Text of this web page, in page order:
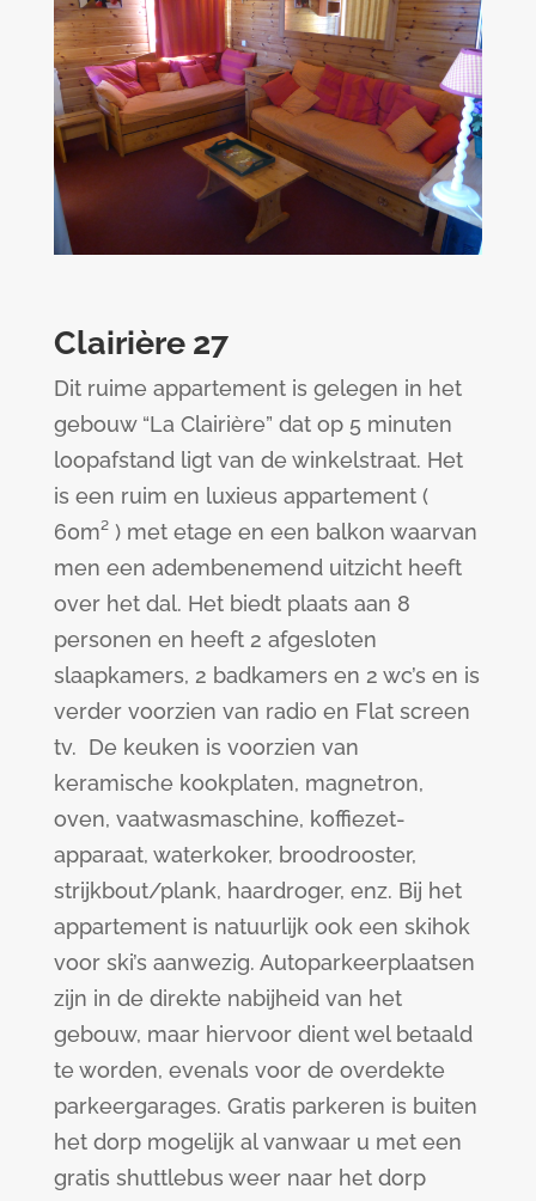
Clairière 27
Dit ruime appartement is gelegen in het
gebouw “La Clairière” dat op 5 minuten
loopafstand ligt van de winkelstraat. Het
is een ruim en luxieus appartement (
60m² ) met etage en een balkon waarvan
men een adembenemend uitzicht heeft
over het dal. Het biedt plaats aan 8
personen en heeft 2 afgesloten
slaapkamers, 2 badkamers en 2 wc’s en is
verder voorzien van radio en Flat screen
tv. De keuken is voorzien van
keramische kookplaten, magnetron,
oven, vaatwasmaschine, koffiezet-
apparaat, waterkoker, broodrooster,
strijkbout/plank, haardroger, enz. Bij het
appartement is natuurlijk ook een skihok
voor ski’s aanwezig. Autoparkeerplaatsen
zijn in de direkte nabijheid van het
gebouw, maar hiervoor dient wel betaald
te worden, evenals voor de overdekte
parkeergarages. Gratis parkeren is buiten
het dorp mogelijk al vanwaar u met een
gratis shuttlebus weer naar het dorp